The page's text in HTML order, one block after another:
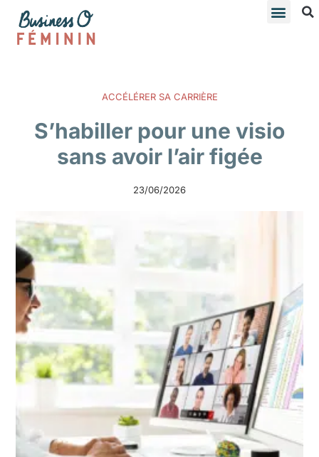
ACCÉLÉRER SA CARRIÈRE
S’habiller pour une visio
sans avoir l’air figée
23/06/2026